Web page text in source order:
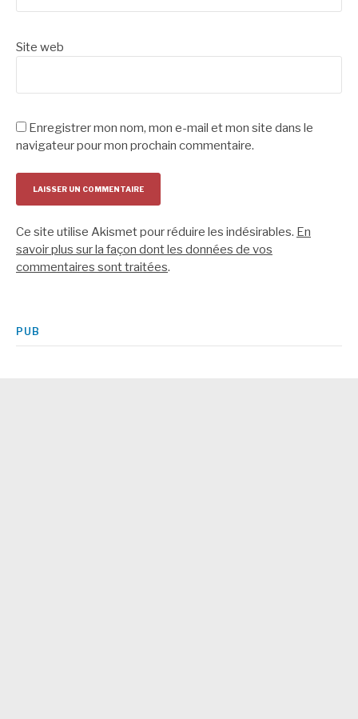
Site web
Enregistrer mon nom, mon e-mail et mon site dans le
navigateur pour mon prochain commentaire.
Ce site utilise Akismet pour réduire les indésirables. En
savoir plus sur la façon dont les données de vos
commentaires sont traitées.
PUB